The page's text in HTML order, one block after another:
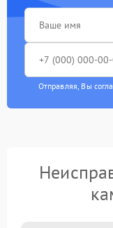
Отправляя, Вы